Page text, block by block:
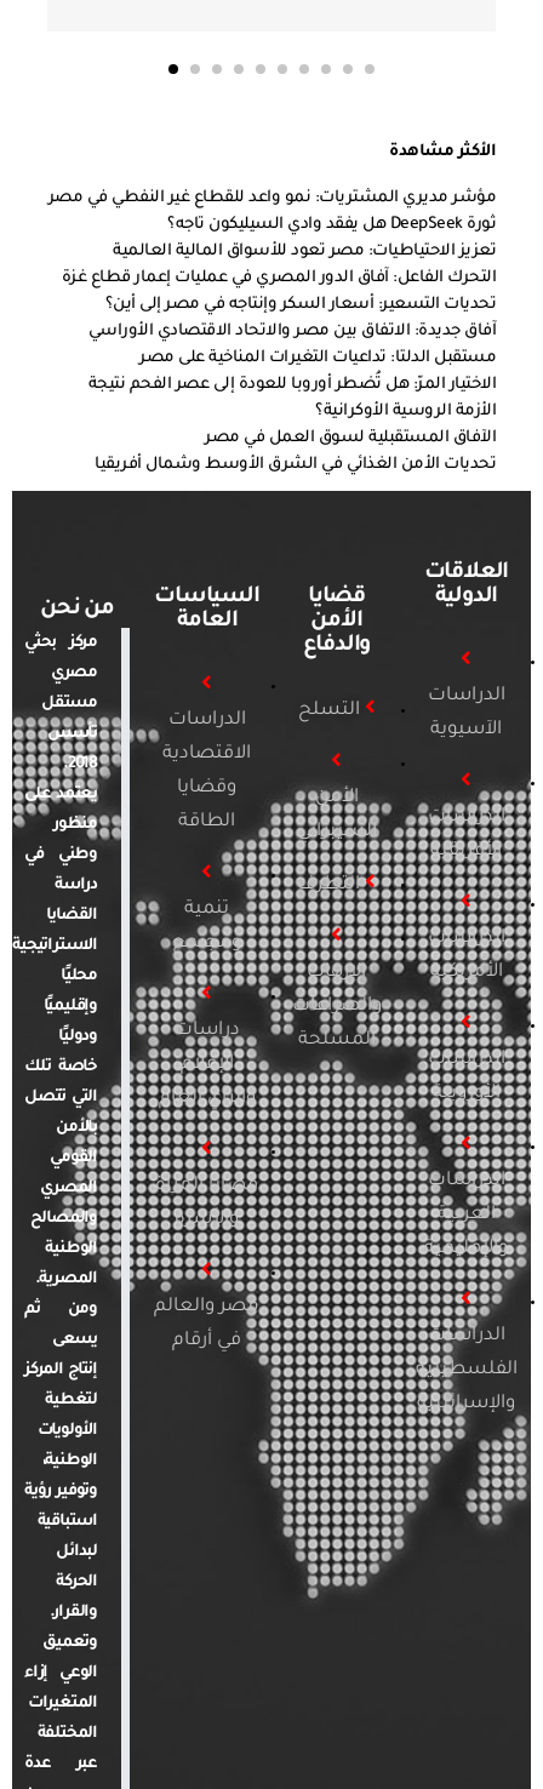
الأكثر مشاهدة
مؤشر مديري المشتريات: نمو واعد للقطاع غير النفطي في مصر
ثورة DeepSeek هل يفقد وادي السيليكون تاجه؟
تعزيز الاحتياطيات: مصر تعود للأسواق المالية العالمية
التحرك الفاعل: آفاق الدور المصري في عمليات إعمار قطاع غزة
تحديات التسعير: أسعار السكر وإنتاجه في مصر إلى أين؟
آفاق جديدة: الاتفاق بين مصر والاتحاد الاقتصادي الأوراسي
مستقبل الدلتا: تداعيات التغيرات المناخية على مصر
الاختيار المرّ: هل تُضطر أوروبا للعودة إلى عصر الفحم نتيجة
الأزمة الروسية الأوكرانية؟
الآفاق المستقبلية لسوق العمل في مصر
تحديات الأمن الغذائي في الشرق الأوسط وشمال أفريقيا
العلاقات
الدولية
الدراسات
الآسيوية
الدراسات
الأفريقية
الدراسات
الأمريكية
الدراسات
الأوروبية
الدراسات
العربية
والإقليمية
الدراسات
الفلسطينية
والإسرائيلية
قضايا
الأمن
والدفاع
التسلح
الأمن
السيبراني
التطرف
الإرهاب
والصراعات
المسلحة
السياسات
العامة
الدراسات
الاقتصادية
وقضايا
الطاقة
تنمية
ومجتمع
دراسات
الإعلام
والرأي العام
قضايا المرأة
والأسرة
مصر والعالم
في أرقام
من نحن
مركز بحثي
مصري
مستقل
تأسس
2018.
يعتمد على
منظور
وطني في
دراسة
القضايا
الاستراتيجية
محليًا
وإقليميًا
ودوليًا
خاصة تلك
التي تتصل
بالأمن
القومي
المصري
والمصالح
الوطنية
المصرية.
ومن ثم
يسعى
إنتاج المركز
لتغطية
الأولويات
الوطنية،
وتوفير رؤية
استباقية
لبدائل
الحركة
والقرار.
وتعميق
الوعي إزاء
المتغيرات
المختلفة
عبر عدة